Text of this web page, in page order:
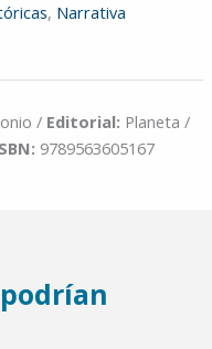
, Narrativa
/ Editorial: Planeta /
9789563605167